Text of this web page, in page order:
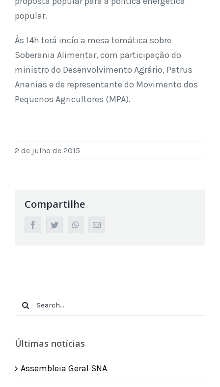
popular.
Às 14h terá incío a mesa temática sobre
Soberania Alimentar, com participação do
ministro do Desenvolvimento Agrário, Patrus
Ananias e de representante do Movimento dos
Pequenos Agricultores (MPA).
2 de julho de 2015
Compartilhe
facebooktwitter whatsappEmail
Search
Últimas notícias
Assembleia Geral SNA